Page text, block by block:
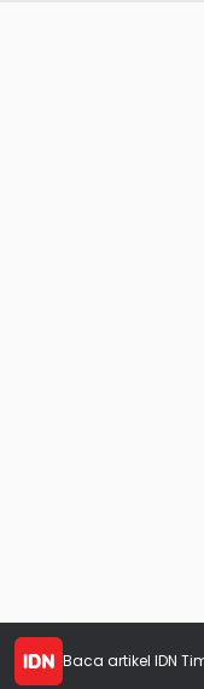
Baca artikel IDN